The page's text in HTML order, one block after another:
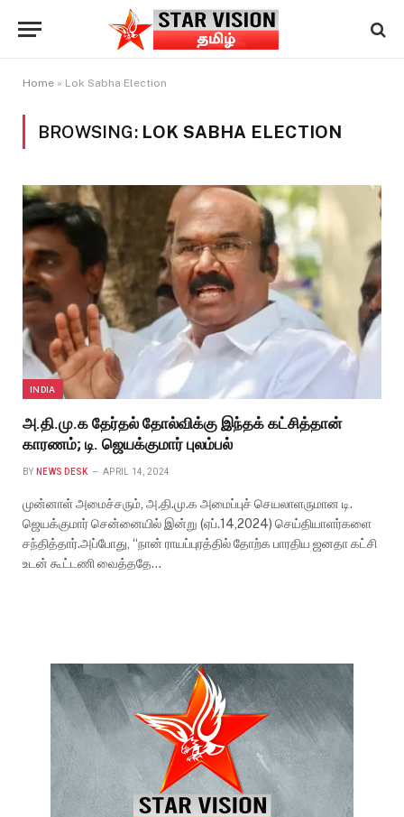
Home » Lok Sabha Election
BROWSING: LOK SABHA ELECTION
INDIA
அ.தி.மு.க தேர்தல் தோல்விக்கு இந்தக் கட்சித்தான்
காரணம்; டி. ஜெயக்குமார் புலம்பல்
BY NEWS DESK APRIL 14, 2024
முன்னாள் அமைச்சரும், அ.தி.மு.க அமைப்புச் செயலாளருமான டி.
ஜெயக்குமார் சென்னையில் இன்று (ஏப்.14,2024) செய்தியாளர்களை
சந்தித்தார்.அப்போது, “நான் ராயப்புரத்தில் தோற்க பாரதிய ஜனதா கட்சி
உடன் கூட்டணி வைத்ததே…